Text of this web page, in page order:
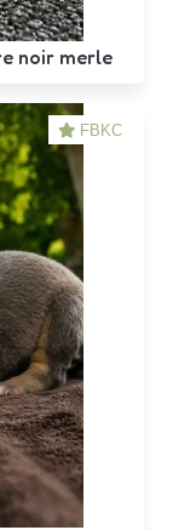
noir merle
FBKC